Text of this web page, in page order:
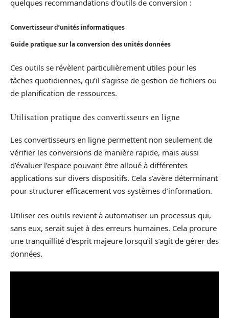
quelques recommandations d’outils de conversion :
Convertisseur d’unités informatiques
Guide pratique sur la conversion des unités données
Ces outils se révèlent particulièrement utiles pour les
tâches quotidiennes, qu’il s’agisse de gestion de fichiers ou
de planification de ressources.
Utilisation pratique des convertisseurs en ligne
Les convertisseurs en ligne permettent non seulement de
vérifier les conversions de manière rapide, mais aussi
d’évaluer l’espace pouvant être alloué à différentes
applications sur divers dispositifs. Cela s’avère déterminant
pour structurer efficacement vos systèmes d’information.
Utiliser ces outils revient à automatiser un processus qui,
sans eux, serait sujet à des erreurs humaines. Cela procure
une tranquillité d’esprit majeure lorsqu’il s’agit de gérer des
données.